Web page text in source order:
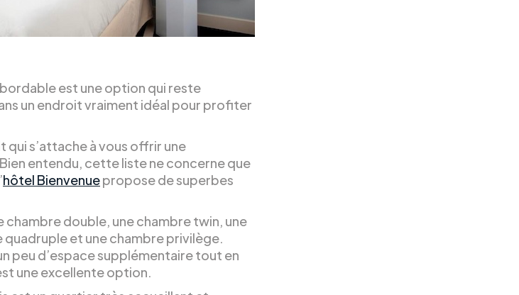
est une option qui reste
un endroit vraiment idéal pour profiter
qui s’attache à vous offrir une
entendu, cette liste ne concerne que
hôtel Bienvenuepropose de superbes
chambre double, une chambre twin, une
et une chambre privilège.
peu d’espace supplémentaire tout en
une excellente option.